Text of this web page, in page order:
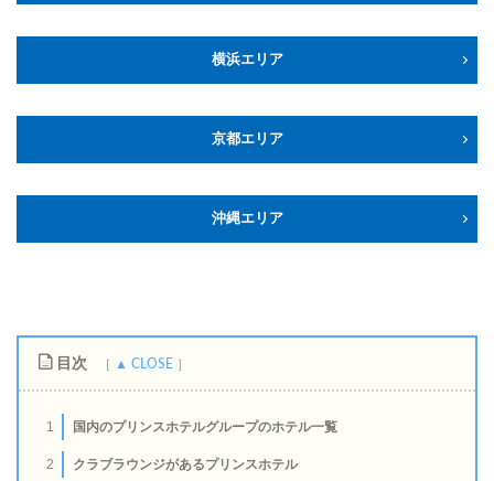
横浜エリア
京都エリア
沖縄エリア
目次
1 国内のプリンスホテルグループのホテル一覧
2 クラブラウンジがあるプリンスホテル